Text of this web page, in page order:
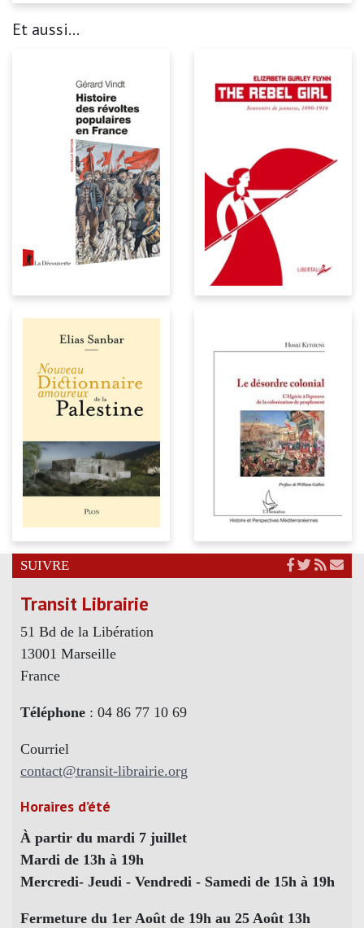
Et aussi...
SUIVRE
Transit Librairie
51 Bd de la Libération
13001 Marseille
France
Téléphone : 04 86 77 10 69
Courriel
contact@transit-librairie.org
Horaires d’été
À partir du mardi 7 juillet
Mardi de 13h à 19h
Mercredi- Jeudi - Vendredi - Samedi de 15h à 19h
Fermeture du 1er Août de 19h au 25 Août 13h